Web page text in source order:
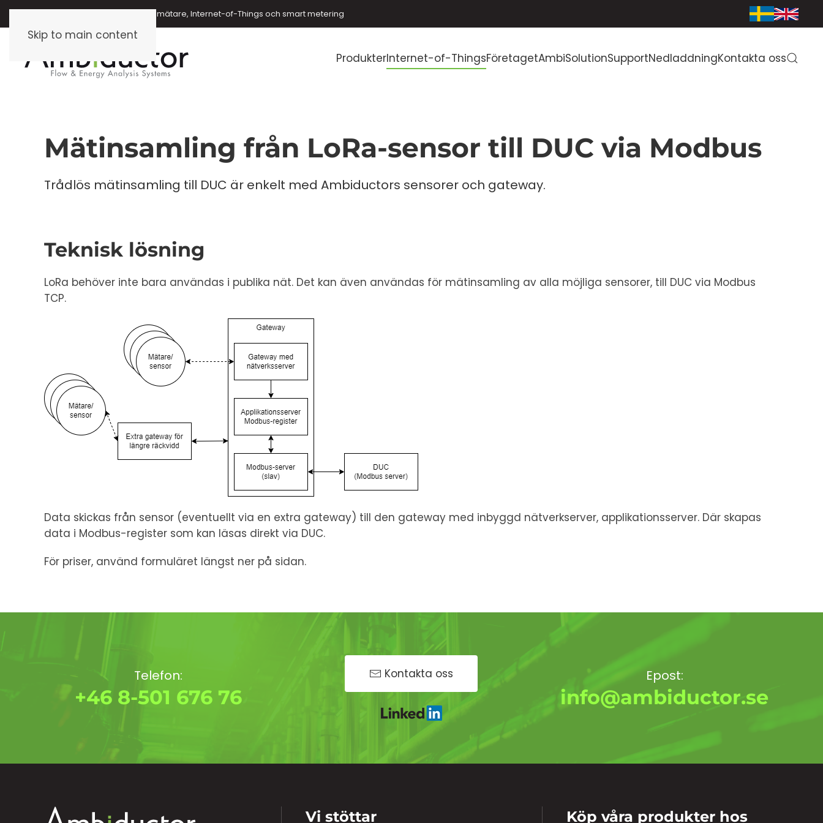
Skip to main content
Energimätare, vattenmätare, oljemätare, Internet-of-Things och smart metering
ProdukterInternet-of-ThingsFöretagetAmbiSolutionSupportNedladdningKontakta oss
Mätinsamling från LoRa-sensor till DUC via Modbus
Trådlös mätinsamling till DUC är enkelt med Ambiductors sensorer och gateway.
Teknisk lösning
LoRa behöver inte bara användas i publika nät. Det kan även användas för mätinsamling av alla möjliga sensorer, till DUC via Modbus
TCP.
Data skickas från sensor (eventuellt via en extra gateway) till den gateway med inbyggd nätverkserver, applikationsserver. Där skapas
data i Modbus-register som kan läsas direkt via DUC.
För priser, använd formuläret längst ner på sidan.
Telefon:
+46 8-501 676 76
Kontakta oss Epost:
info@ambiductor.se
Vi stöttar Köp våra produkter hos